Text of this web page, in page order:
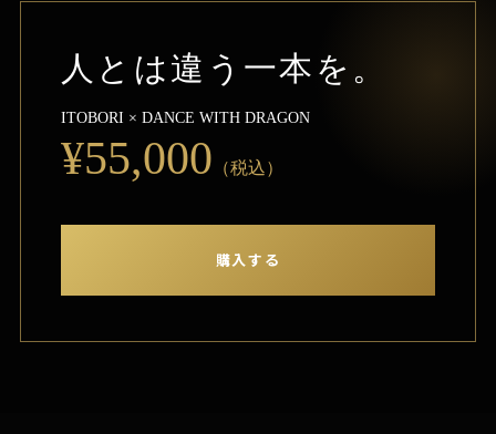
人とは違う一本を。
ITOBORI × DANCE WITH DRAGON
¥55,000 （税込）
購入する